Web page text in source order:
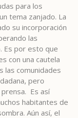
para los
tema zanjado. La
su incorporación
las
Es por esto que
con una cautela
las comunidades
pero
Es así
habitantes de
Aún así, el